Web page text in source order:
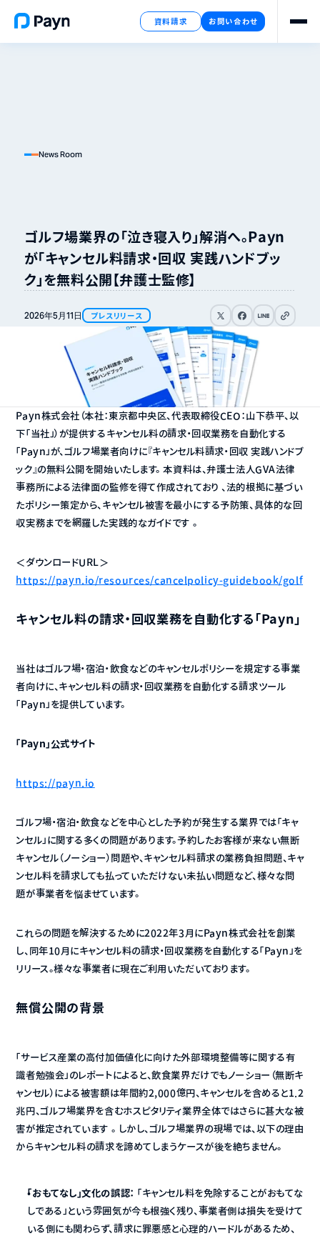
資料請求 お問い合わせ
News Room
ゴルフ場業界の「泣き寝入り」解消へ。Payn
が「キャンセル料請求・回収 実践ハンドブッ
ク」を無料公開【弁護士監修】
2026年5月11日 プレスリリース リンクをコピ
Payn株式会社（本社：東京都中央区、代表取締役CEO：山下恭平、以
下「当社」）が提供するキャンセル料の請求・回収業務を自動化する
「Payn」が、ゴルフ場業者向けに『キャンセル料請求・回収 実践ハンドブ
ック』の無料公開を開始いたします。 本資料は、弁護士法人GVA法律
事務所による法律面の監修を得て作成されており 、法的根拠に基づい
たポリシー策定から、キャンセル被害を最小にする予防策、具体的な回
収実務までを網羅した実践的なガイドです 。
https://payn.io/resources/cancelpolicy-guidebook/golf
キャンセル料の請求・回収業務を自動化する「Payn」
当社はゴルフ場・宿泊・飲食などのキャンセルポリシーを規定する事業
者向けに、キャンセル料の請求・回収業務を自動化する請求ツール
「Payn」を提供しています。
「Payn」公式サイト
https://payn.io
ゴルフ場・宿泊・飲食などを中心とした予約が発生する業界では「キャ
ンセル」に関する多くの問題があります。予約したお客様が来ない無断
キャンセル（ノーショー）問題や、キャンセル料請求の業務負担問題、キャ
ンセル料を請求しても払っていただけない未払い問題など、様々な問
題が事業者を悩ませています。
これらの問題を解決するために2022年3月にPayn株式会社を創業
し、同年10月にキャンセル料の請求・回収業務を自動化する「Payn」を
リリース。様々な事業者に現在ご利用いただいております。
無償公開の背景
「サービス産業の高付加価値化に向けた外部環境整備等に関する有
識者勉強会」のレポートによると、飲食業界だけでもノーショー（無断キ
ャンセル）による被害額は年間約2,000億円、キャンセルを含めると1.2
兆円、ゴルフ場業界を含むホスピタリティ業界全体ではさらに甚大な被
害が推定されています 。 しかし、ゴルフ場業界の現場では、以下の理由
からキャンセル料の請求を諦めてしまうケースが後を絶ちません。
「おもてなし」文化の誤認： 「キャンセル料を免除することがおもてな
しである」という雰囲気が今も根強く残り、事業者側は損失を受けて
いる側にも関わらず、請求に罪悪感と心理的ハードルがあるため、